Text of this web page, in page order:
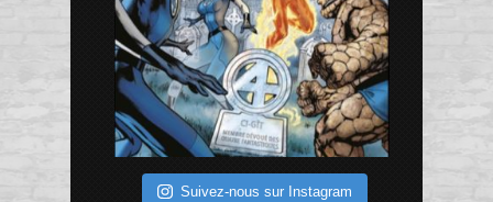
Suivez-nous sur Instagram